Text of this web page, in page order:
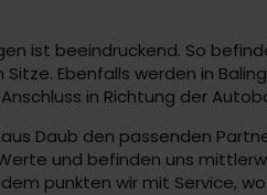
ist beeindruckend. So
Ebenfalls werden in
in Richtung der
Daub den passenden
und befinden uns
punkten wir mit Service,